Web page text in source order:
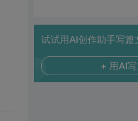
试试用AI创作助手写篇
+ 用AI